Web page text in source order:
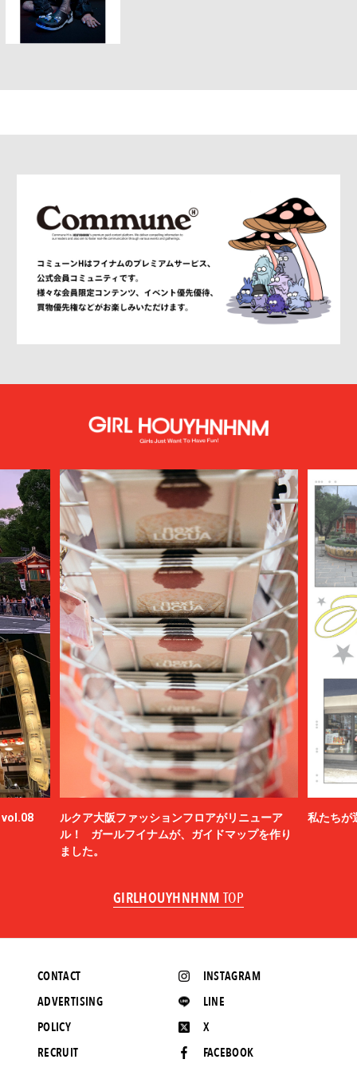
vol.08
ルクア大阪ファッションフロアがリニューア
ル！ ガールフイナムが、ガイドマップを作り
ました。
私たちが
GIRLHOUYHNHNM TOP
INSTAGRAM
LINE
X
FACEBOOK
CONTACT
ADVERTISING
POLICY
RECRUIT